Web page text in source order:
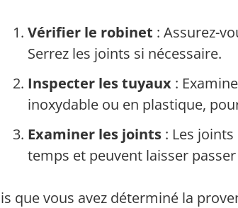
Vérifier le robinet : Assurez-
Serrez les joints si nécessaire.
Inspecter les tuyaux :
inoxydable ou en plastique,
Examiner les joints : Les
temps et peuvent laisser passer
que vous avez déterminé la